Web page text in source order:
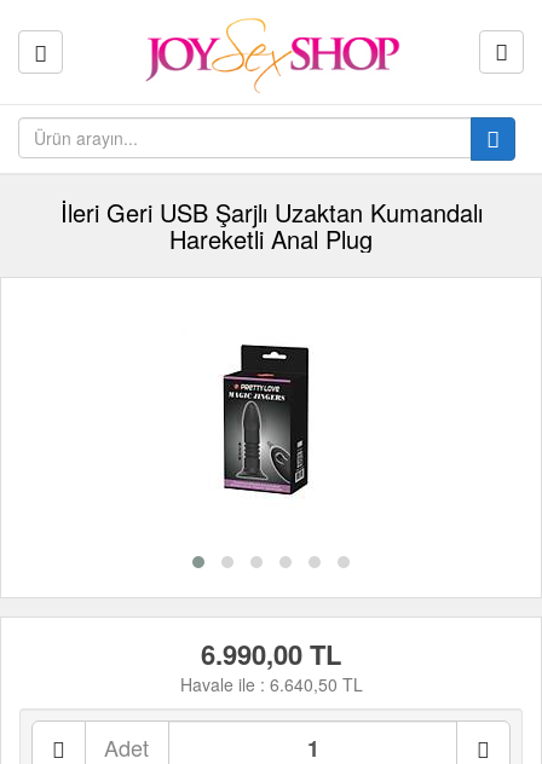
İleri Geri USB Şarjlı Uzaktan Kumandalı
Hareketli Anal Plug
6.990,00 TL
Havale ile : 6.640,50 TL
Adet